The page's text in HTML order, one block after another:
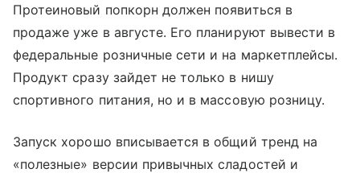
Протеиновый попкорн должен появиться в
продаже уже в августе. Его планируют вывести в
федеральные розничные сети и на маркетплейсы.
Продукт сразу зайдет не только в нишу
спортивного питания, но и в массовую розницу.
Запуск хорошо вписывается в общий тренд на
«полезные» версии привычных сладостей и